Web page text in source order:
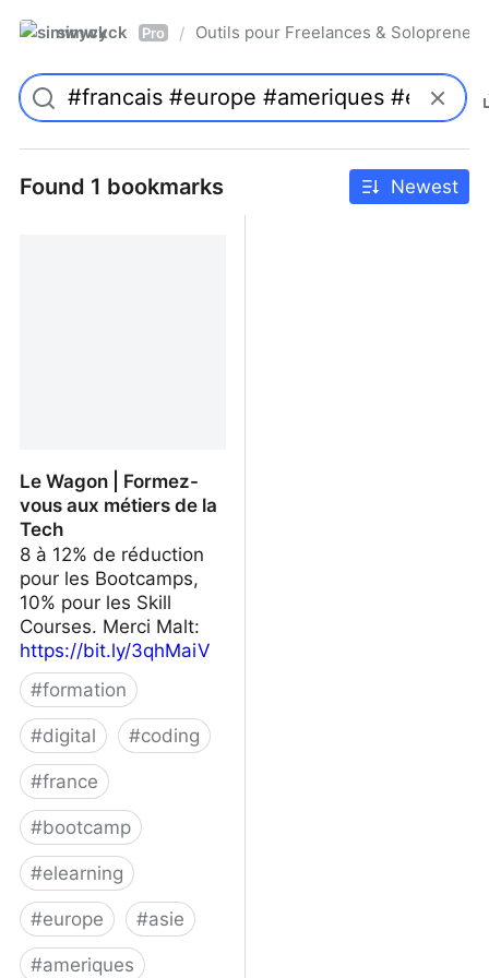
simwyck Pro / Outils pour Freelances &
Found 1 bookmarks Newest
Le Wagon | Formez-
vous aux métiers de la
Tech
8 à 12% de réduction
pour les Bootcamps,
10% pour les Skill
Courses. Merci Malt:
https://bit.ly/3qhMaiV
#formation
#digital #coding
#france
#bootcamp
#elearning
#europe #asie
#ameriques